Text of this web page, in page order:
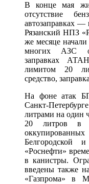
В конце мая
отсутствие
автозаправках —
Рязанский НПЗ
же месяце
многих АЗС
заправках
лимитом 20
средство,
На фоне атак
Санкт-
литрами на один
20 литров в
Белгородской
«Роснефти»
в канистры.
введены также
«Газпрома» в